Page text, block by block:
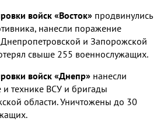
войск «Восток» продвинулись
, нанесли поражение
и Запорожской
свыше 255 военнослужащих.
войск «Днепр» нанесли
технике ВСУ и бригады
области.Уничтожены до 30
.